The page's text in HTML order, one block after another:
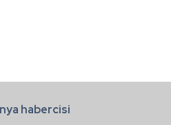
daha pahalı.
habercisi